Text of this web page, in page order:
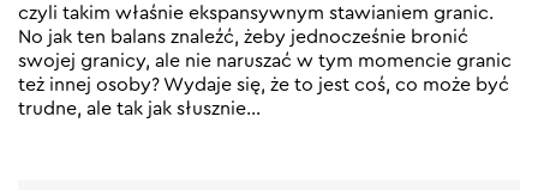
czyli takim właśnie ekspansywnym stawianiem granic.
No jak ten balans znaleźć, żeby jednocześnie bronić
swojej granicy, ale nie naruszać w tym momencie granic
też innej osoby? Wydaje się, że to jest coś, co może być
trudne, ale tak jak słusznie…